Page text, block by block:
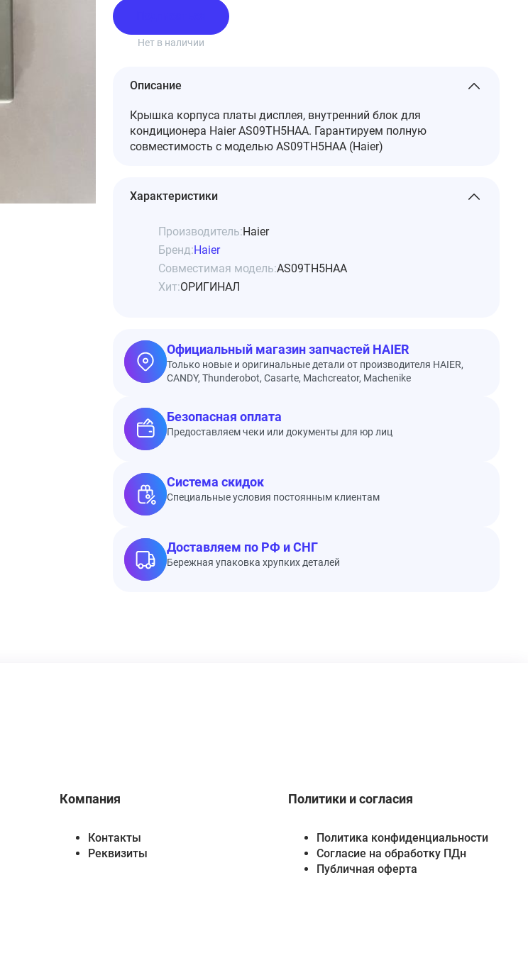
Нет в наличии
Описание
Крышка корпуса платы дисплея, внутренний блок для
кондиционера Haier AS09TH5HAA. Гарантируем полную
совместимость с моделью AS09TH5HAA (Haier)
Характеристики
Производитель:Haier
Бренд:Haier
Совместимая модель:AS09TH5HAA
Хит:ОРИГИНАЛ
Официальный магазин запчастей HAIER
Только новые и оригинальные детали от производителя HAIER,
CANDY, Thunderobot, Casarte, Machcreator, Machenike
Безопасная оплата
Предоставляем чеки или документы для юр лиц
Система скидок
Специальные условия постоянным клиентам
Доставляем по РФ и СНГ
Бережная упаковка хрупких деталей
Компания
Контакты
Реквизиты
Политики и согласия
Политика конфиденциальности
Согласие на обработку ПДн
Публичная оферта